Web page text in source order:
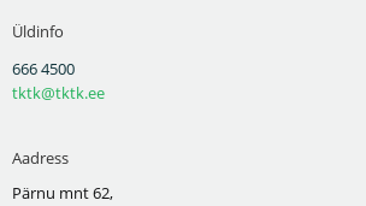
Üldinfo
666 4500
tktk@tktk.ee
Aadress
Pärnu mnt 62,